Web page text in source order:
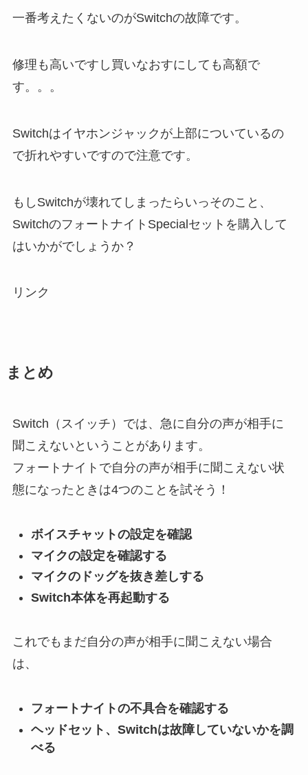
一番考えたくないのがSwitchの故障です。
修理も高いですし買いなおすにしても高額で
す。。。
Switchはイヤホンジャックが上部についているの
で折れやすいですので注意です。
もしSwitchが壊れてしまったらいっそのこと、
SwitchのフォートナイトSpecialセットを購入して
はいかがでしょうか？
リンク
まとめ
Switch（スイッチ）では、急に自分の声が相手に
聞こえないということがあります。
フォートナイトで自分の声が相手に聞こえない状
態になったときは4つのことを試そう！
ボイスチャットの設定を確認
マイクの設定を確認する
マイクのドッグを抜き差しする
Switch本体を再起動する
これでもまだ自分の声が相手に聞こえない場合
は、
フォートナイトの不具合を確認する
ヘッドセット、Switchは故障していないかを調
べる